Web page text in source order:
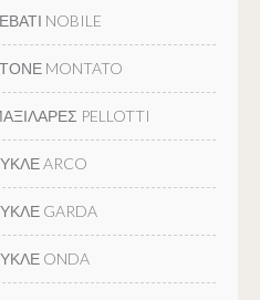
NOBILE
MONTATO
PELLOTTI
ARCO
GARDA
ONDA